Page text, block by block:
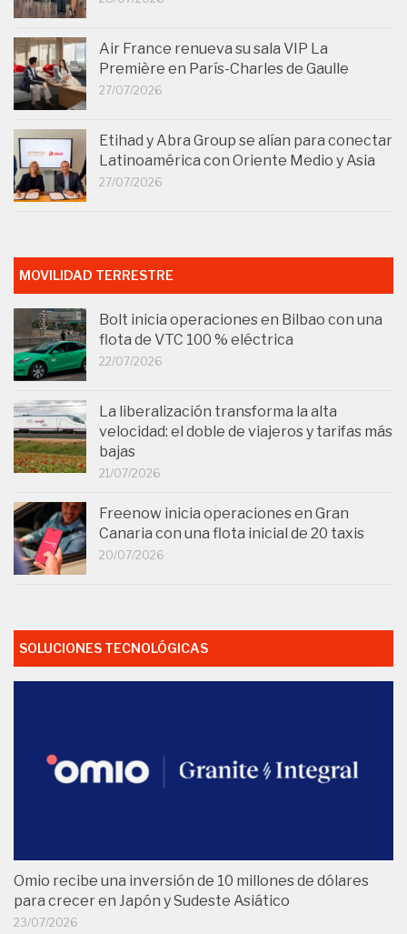
Air France renueva su sala VIP La
Première en París-Charles de Gaulle
27/07/2026
Etihad y Abra Group se alían para conectar
Latinoamérica con Oriente Medio y Asia
27/07/2026
MOVILIDAD TERRESTRE
Bolt inicia operaciones en Bilbao con una
flota de VTC 100 % eléctrica
22/07/2026
La liberalización transforma la alta
velocidad: el doble de viajeros y tarifas más
bajas
21/07/2026
Freenow inicia operaciones en Gran
Canaria con una flota inicial de 20 taxis
20/07/2026
SOLUCIONES TECNOLÓGICAS
Omio recibe una inversión de 10 millones de dólares
para crecer en Japón y Sudeste Asiático
23/07/2026